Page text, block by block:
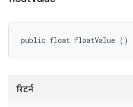
public float floatValue ()
रिटर्न